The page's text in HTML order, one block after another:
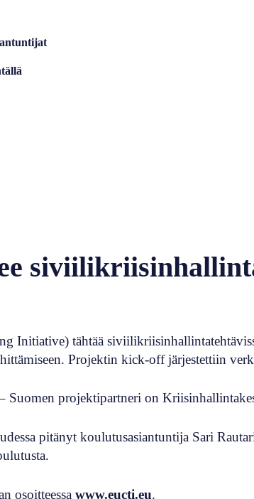
Initiative) tähtää
Projektin kick-off järjestettiin
Suomen projektipartneri on
pitänyt koulutusasiantuntija Sari
osoitteessawww.eucti.eu.